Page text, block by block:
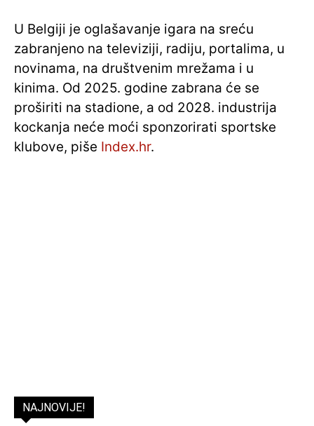
U Belgiji je oglašavanje igara na sreću
zabranjeno na televiziji, radiju, portalima, u
novinama, na društvenim mrežama i u
kinima. Od 2025. godine zabrana će se
proširiti na stadione, a od 2028. industrija
kockanja neće moći sponzorirati sportske
klubove, piše Index.hr.
NAJNOVIJE!